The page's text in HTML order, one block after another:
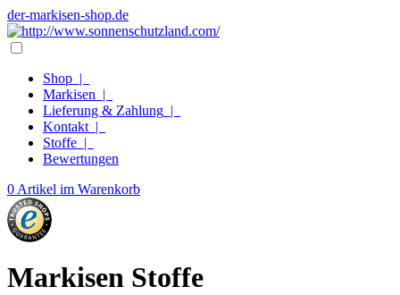
der-markisen-shop.de
Shop |
Markisen |
Lieferung & Zahlung |
Kontakt |
Stoffe |
Bewertungen
0 Artikel im Warenkorb
Markisen Stoffe